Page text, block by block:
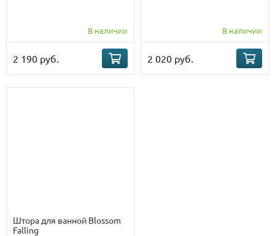
В наличии
2 190 руб.
В наличии
2 020 руб.
Штора для ванной Blossom
Falling